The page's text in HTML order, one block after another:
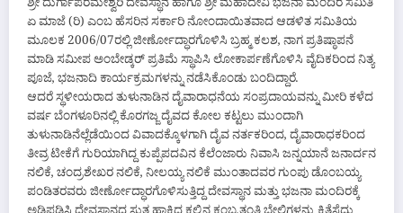
ಶ್ರೀ ದುರ್ಗಾಪರಮೇಶ್ವರಿ ದೇವಸ್ಥಾನ ಹಾಗೂ ಶ್ರೀ ಮಹಾದೇವಿ ಭಜನಾ ಮಂದಿರ ಸಮಿತಿ
ಏ ಮಾಜೆ (ರಿ) ಎಂಬ ಹೆಸರಿನ ಸರ್ಕಾರಿ ನೋಂದಾಯಿತವಾದ ಆಡಳಿತ ಸಮಿತಿಯ
ಮೂಲಕ 2006/07ರಲ್ಲಿ ಜೀರ್ಣೋದ್ಧಾರಗೊಳಿಸಿ ಬ್ರಹ್ಮ ಕಲಶ, ನಾಗ ಪ್ರತಿಷ್ಠಾಪನೆ
ಮಾಡಿ ಸಮೀಪ ಅಂಬೇಡ್ಕರ್ ಪ್ರತಿಮೆ ಸ್ಥಾಪಿಸಿ ಲೋಕಾರ್ಪಣೆಗೊಳಿಸಿ ವೈದಿಕರಿಂದ ನಿತ್ಯ
ಪೂಜೆ, ಭಜನಾದಿ ಕಾರ್ಯಕ್ರಮಗಳನ್ನು ನಡೆಸಿಕೊಂಡು ಬಂದಿದ್ದಾರೆ.
ಆದರೆ ಸ್ಥಳೀಯರಾದ ತುಳುನಾಡಿನ ದೈವಾರಾಧನೆಯ ಸಂಪ್ರದಾಯವನ್ನು ಮೀರಿ ಕಳೆದ
ವರ್ಷ ಬೆಂಗಳೂರಿನಲ್ಲಿ ಕೊರಗಜ್ಜ ದೈವದ ಕೋಲ ಕಟ್ಟಲು ಮುಂದಾಗಿ
ತುಳುನಾಡಿನೆಲ್ಲೆಡೆಯಿಂದ ವಿವಾದಕ್ಕೊಳಗಾಗಿ ದೈವ ನರ್ತಕರಿಂದ, ದೈವಾರಾಧಕರಿಂದ
ತೀವ್ರ ಟೀಕೆಗೆ ಗುರಿಯಾಗಿದ್ದ ಕುಪ್ಪೆಪದವಿನ ಕೆಲೆಂಜಾರು ನಿವಾಸಿ ಜನ್ನಯಾನೆ ಜನಾರ್ದನ
ನಲಿಕೆ, ಚಂದ್ರಶೇಖರ ನಲಿಕೆ, ನೀಲಯ್ಯ ನಲಿಕೆ ಮುಂತಾದವರ ಗುಂಪು ಡೊಂಬಯ್ಯ
ಪಂಡಿತರವರು ಜೀರ್ಣೋದ್ಧಾರಗೊಳಿಸುತ್ತಿದ್ದ ದೇವಸ್ಥಾನ ಮತ್ತು ಭಜನಾ ಮಂದಿರಕ್ಕೆ